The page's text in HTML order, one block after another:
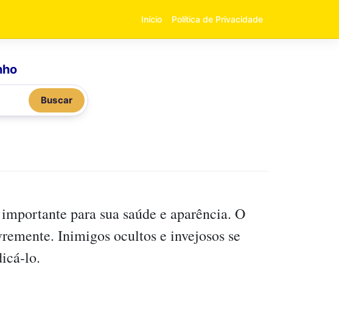
Início Política de Privacidade
Buscar
para sua saúde e aparência. O
Inimigos ocultos e invejosos se
lo.